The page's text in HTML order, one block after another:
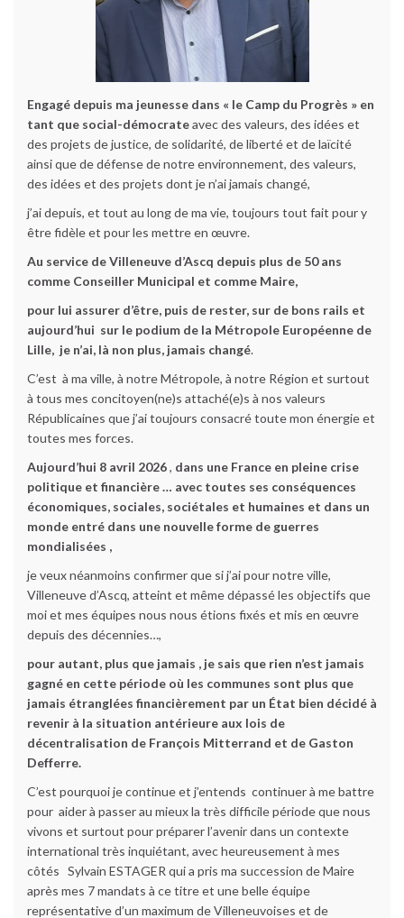
Engagé depuis ma jeunesse dans « le Camp du Progrès » en
tant que social-démocrateavec des valeurs, des idées et
des projets de justice, de solidarité, de liberté et de laïcité
ainsi que de défense de notre environnement, des valeurs,
des idées et des projets dont je n’ai jamais changé,
j’ai depuis, et tout au long de ma vie, toujours tout fait pour y
être fidèle et pour les mettre en œuvre.
Au service de Villeneuve d’Ascq depuis plus de 50 ans
comme Conseiller Municipal et comme Maire,
pour lui assurer d’être, puis de rester, sur de bons rails et
aujourd’hui sur le podium de la Métropole Européenne de
Lille, je n’ai, là non plus, jamais changé.
C’est à ma ville, à notre Métropole, à notre Région et surtout
à tous mes concitoyen(ne)s attaché(e)s à nos valeurs
Républicaines que j’ai toujours consacré toute mon énergie et
toutes mes forces.
Aujourd’hui 8 avril 2026, dans une France en pleine crise
politique et financière … avec toutes ses conséquences
économiques, sociales, sociétales et humaines et dans un
monde entré dans une nouvelle forme de guerres
mondialisées ,
je veux néanmoins confirmer que si j’ai pour notre ville,
Villeneuve d’Ascq, atteint et même dépassé les objectifs que
moi et mes équipes nous nous étions fixés et mis en œuvre
depuis des décennies…,
pour autant, plus que jamais , je sais que rien n’est jamais
gagné en cette période où les communes sont plus que
jamais étranglées financièrement par un État bien décidé à
revenir à la situation antérieure aux lois de
décentralisation de François Mitterrand et de Gaston
Defferre.
C’est pourquoi je continue et j’entends continuer à me battre
pour aider à passer au mieux la très difficile période que nous
vivons et surtout pour préparer l’avenir dans un contexte
international très inquiétant, avec heureusement à mes
côtés Sylvain ESTAGER qui a pris ma succession de Maire
après mes 7 mandats à ce titre et une belle équipe
représentative d’un maximum de Villeneuvoises et de